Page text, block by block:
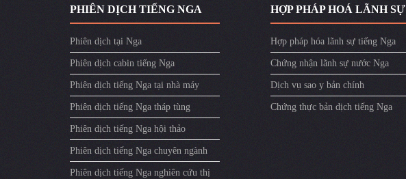
PHIÊN DỊCH TIẾNG NGA
Phiên dịch tại Nga
Phiên dịch cabin tiếng Nga
Phiên dịch tiếng Nga tại nhà máy
Phiên dịch tiếng Nga tháp tùng
Phiên dịch tiếng Nga hội thảo
Phiên dịch tiếng Nga chuyên ngành
Phiên dịch tiếng Nga nghiên cứu thị
HỢP PHÁP HOÁ LÃNH SỰ
Hợp pháp hóa lãnh sự tiếng Nga
Chứng nhận lãnh sự nước Nga
Dịch vụ sao y bản chính
Chứng thực bản dịch tiếng Nga